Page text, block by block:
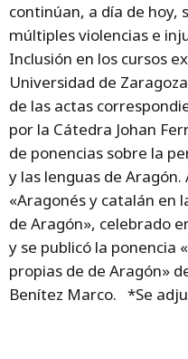
continúan, a día de hoy,
múltiples violencias e
Inclusión en los cursos
Universidad de
de las actas
por la Cátedra Johan
de ponencias sobre la
y las lenguas de
«Aragonés y catalán en
de Aragón», celebrado
y se publicó la ponencia
propias de de Aragón»
Benítez Marco. *Se